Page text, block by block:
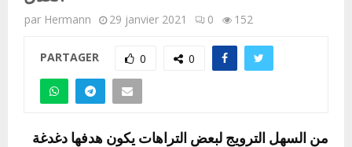
par Hermann 29 janvier 2021 0 152
PARTAGER 0 0
من السهل الترويج لبعض التراهات يكون هدفها دغدغة